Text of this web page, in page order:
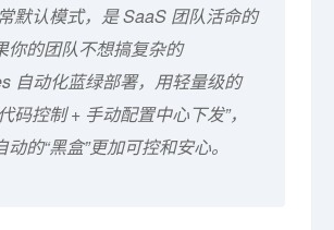
默认模式，是 SaaS 团队活命的
你的团队不想搞复杂的
自动化蓝绿部署，用轻量级的
码控制 + 手动配置中心下发”，
的“黑盒”更加可控和安心。